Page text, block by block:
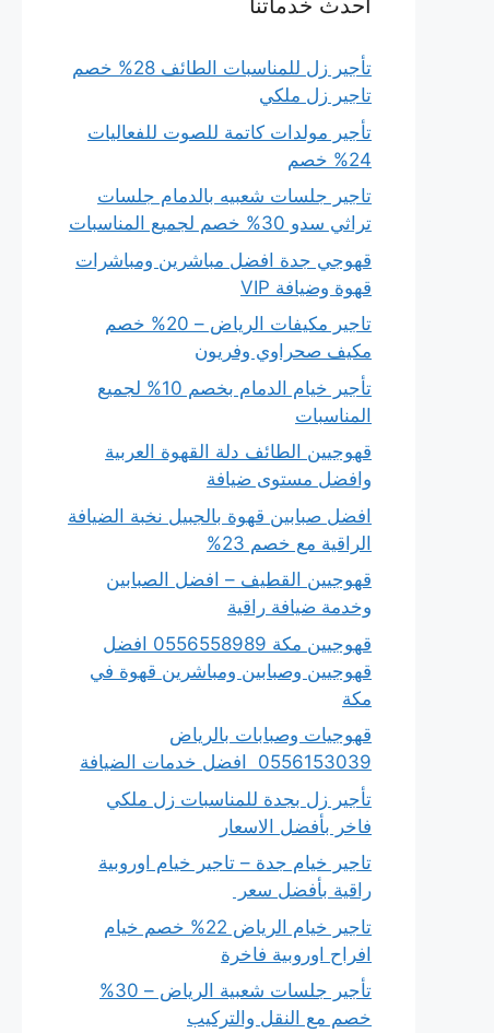
احدث خدماتنا
تأجير زل للمناسبات الطائف 28% خصم
تاجير زل ملكي
تأجير مولدات كاتمة للصوت للفعاليات
24% خصم
تاجير جلسات شعبيه بالدمام جلسات
تراثي سدو 30% خصم لجميع المناسبات
قهوجي جدة افضل مباشرين ومباشرات
قهوة وضيافة VIP
تاجير مكيفات الرياض – 20% خصم
مكيف صحراوي وفريون
تأجير خيام الدمام بخصم 10% لجميع
المناسبات
قهوجيين الطائف دلة القهوة العربية
وافضل مستوى ضيافة
افضل صبابين قهوة بالجبيل نخبة الضيافة
الراقية مع خصم 23%
قهوجيين القطيف – افضل الصبابين
وخدمة ضيافة راقية
قهوجيين مكة 0556558989 افضل
قهوجيين وصبابين ومباشرين قهوة في
مكة
قهوجيات وصبابات بالرياض
0556153039 افضل خدمات الضيافة
تأجير زل بجدة للمناسبات زل ملكي
فاخر بأفضل الاسعار
تاجير خيام جدة – تاجير خيام اوروبية
راقية بأفضل سعر
تاجير خيام الرياض 22% خصم خيام
افراح اوروبية فاخرة
تأجير جلسات شعبية الرياض – 30%
خصم مع النقل والتركيب